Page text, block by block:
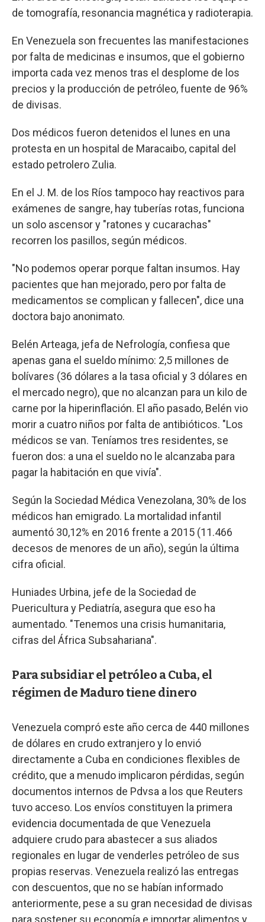
de tomografía, resonancia magnética y radioterapia.
En Venezuela son frecuentes las manifestaciones
por falta de medicinas e insumos, que el gobierno
importa cada vez menos tras el desplome de los
precios y la producción de petróleo, fuente de 96%
de divisas.
Dos médicos fueron detenidos el lunes en una
protesta en un hospital de Maracaibo, capital del
estado petrolero Zulia.
En el J. M. de los Ríos tampoco hay reactivos para
exámenes de sangre, hay tuberías rotas, funciona
un solo ascensor y "ratones y cucarachas"
recorren los pasillos, según médicos.
"No podemos operar porque faltan insumos. Hay
pacientes que han mejorado, pero por falta de
medicamentos se complican y fallecen", dice una
doctora bajo anonimato.
Belén Arteaga, jefa de Nefrología, confiesa que
apenas gana el sueldo mínimo: 2,5 millones de
bolívares (36 dólares a la tasa oficial y 3 dólares en
el mercado negro), que no alcanzan para un kilo de
carne por la hiperinflación. El año pasado, Belén vio
morir a cuatro niños por falta de antibióticos. "Los
médicos se van. Teníamos tres residentes, se
fueron dos: a una el sueldo no le alcanzaba para
pagar la habitación en que vivía".
Según la Sociedad Médica Venezolana, 30% de los
médicos han emigrado. La mortalidad infantil
aumentó 30,12% en 2016 frente a 2015 (11.466
decesos de menores de un año), según la última
cifra oficial.
Huniades Urbina, jefe de la Sociedad de
Puericultura y Pediatría, asegura que eso ha
aumentado. "Tenemos una crisis humanitaria,
cifras del África Subsahariana".
Para subsidiar el petróleo a Cuba, el
régimen de Maduro tiene dinero
Venezuela compró este año cerca de 440 millones
de dólares en crudo extranjero y lo envió
directamente a Cuba en condiciones flexibles de
crédito, que a menudo implicaron pérdidas, según
documentos internos de Pdvsa a los que Reuters
tuvo acceso. Los envíos constituyen la primera
evidencia documentada de que Venezuela
adquiere crudo para abastecer a sus aliados
regionales en lugar de venderles petróleo de sus
propias reservas. Venezuela realizó las entregas
con descuentos, que no se habían informado
anteriormente, pese a su gran necesidad de divisas
para sostener su economía e importar alimentos y